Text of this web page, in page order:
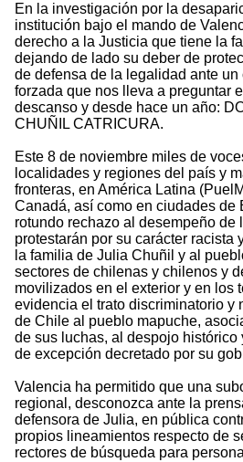
En la investigación por la
institución bajo el mando de
derecho a la Justicia que tiene la
dejando de lado su deber de
de defensa de la legalidad ante
forzada que nos lleva a preguntar
descanso y desde hace un año:
CHUÑIL CATRICURA.
Este 8 de noviembre miles de
localidades y regiones del país y
fronteras, en América Latina
Canadá, así como en ciudades de
rotundo rechazo al desempeño de
protestarán por su carácter racista
la familia de Julia Chuñil y al
sectores de chilenas y chilenos y
movilizados en el exterior y en los
evidencia el trato discriminatorio y
de Chile al pueblo mapuche,
de sus luchas, al despojo histórico
de excepción decretado por su
Valencia ha permitido que una
regional, desconozca ante la
defensora de Julia, en pública
propios lineamientos respecto de
rectores de búsqueda para